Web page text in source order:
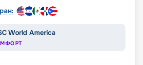
World America